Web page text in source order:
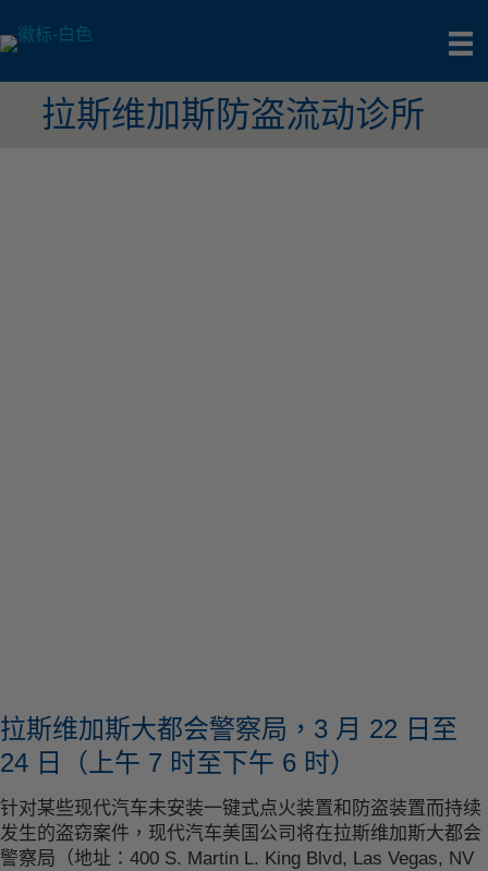
拉斯维加斯防盗流动诊所
拉斯维加斯大都会警察局，3 月 22 日至
24 日（上午 7 时至下午 6 时）
针对某些现代汽车未安装一键式点火装置和防盗装置而持续
发生的盗窃案件，现代汽车美国公司将在拉斯维加斯大都会
警察局（地址：400 S. Martin L. King Blvd, Las Vegas, NV